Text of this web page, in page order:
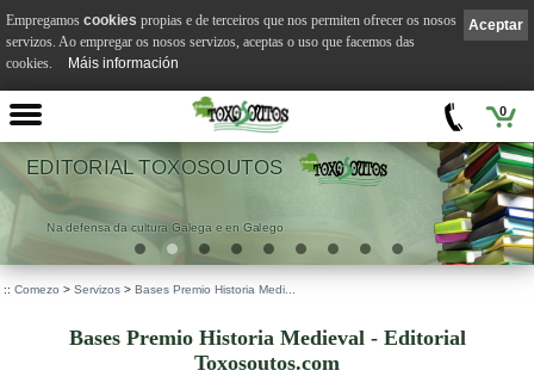
0
EDITORIAL TOXOSOUTOS
Na defensa da cultura Galega e en Galego
:: Comezo > Servizos > Bases Premio Historia Medi...
Bases Premio Historia Medieval - Editorial
Toxosoutos.com
Aceptar
Empregamos cookies propias e de terceiros que nos permiten ofrecer os nosos
servizos. Ao empregar os nosos servizos, aceptas o uso que facemos das
cookies.
Máis información